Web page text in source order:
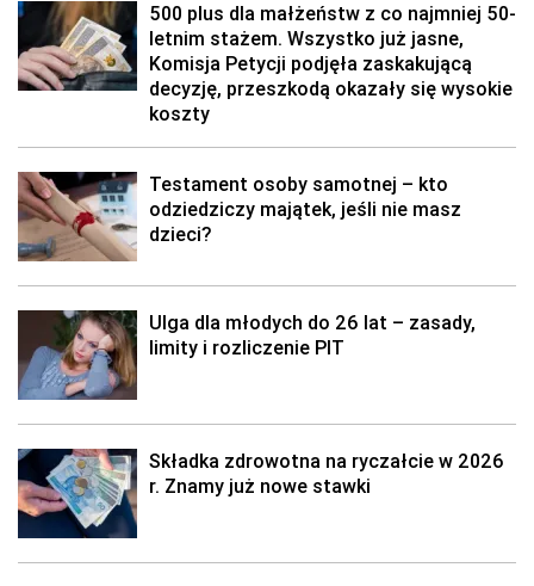
500 plus dla małżeństw z co najmniej 50-
letnim stażem. Wszystko już jasne,
Komisja Petycji podjęła zaskakującą
decyzję, przeszkodą okazały się wysokie
koszty
Testament osoby samotnej – kto
odziedziczy majątek, jeśli nie masz
dzieci?
Ulga dla młodych do 26 lat – zasady,
limity i rozliczenie PIT
Składka zdrowotna na ryczałcie w 2026
r. Znamy już nowe stawki